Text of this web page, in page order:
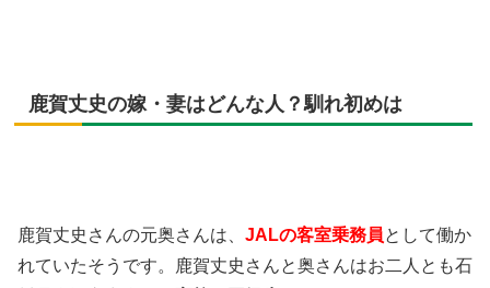
鹿賀丈史の嫁・妻はどんな人？馴れ初めは
鹿賀丈史さんの元奥さんは、 JALの客室乗務員として働か
れていたそうです。鹿賀丈史さんと奥さんはお二人とも石